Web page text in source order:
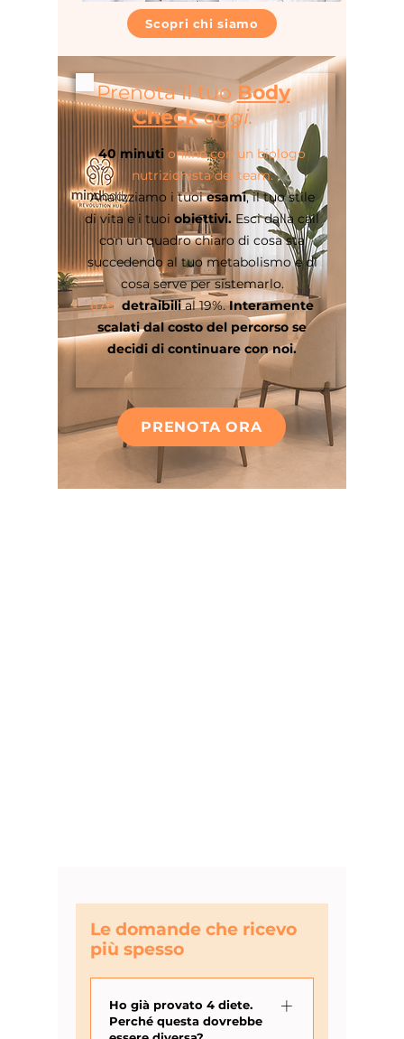
Scopri chi siamo
Prenota il tuo Body
Check oggi.
40 minuti online con un biologo
nutrizionista del team.
Analizziamo i tuoiesami, il tuo stile
di vita e i tuoi obiettivi. Esci dalla call
con un quadro chiaro di cosa sta
succedendo al tuo metabolismo e di
cosa serve per sistemarlo.
67€, detraibilial 19%.Interamente
scalati dal costo del percorso se
decidi di continuare con noi.
PRENOTA ORA
Le domande che ricevo
più spesso
Ho già provato 4 diete.
Perché questa dovrebbe